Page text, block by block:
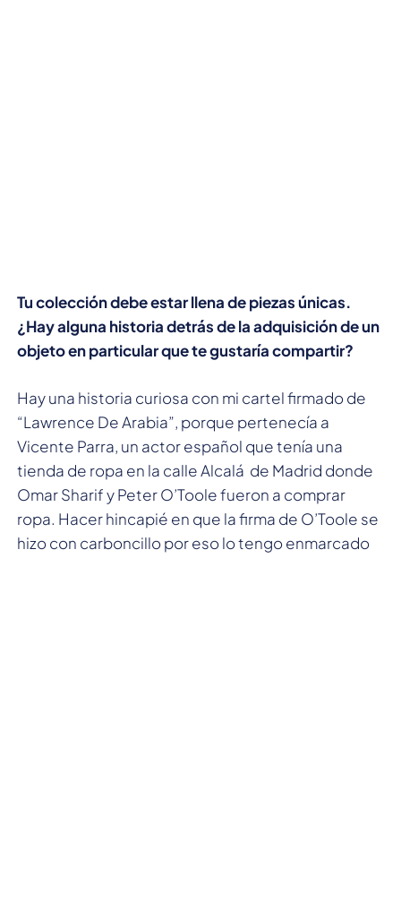
Tu colección debe estar llena de piezas únicas.
¿Hay alguna historia detrás de la adquisición de un
objeto en particular que te gustaría compartir?
Hay una historia curiosa con mi cartel firmado de
“Lawrence De Arabia”, porque pertenecía a
Vicente Parra, un actor español que tenía una
tienda de ropa en la calle Alcalá de Madrid donde
Omar Sharif y Peter O’Toole fueron a comprar
ropa. Hacer hincapié en que la firma de O’Toole se
hizo con carboncillo por eso lo tengo enmarcado